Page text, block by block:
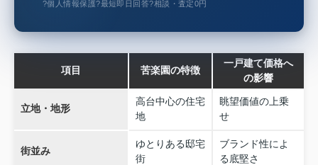
?個人情報保護?最短即日回答?相談・査定0円
項目 苦楽園の特徴
一戸建て価格へ
の影響
立地・地形
高台中心の住宅
地
眺望価値の上乗
せ
街並み
ゆとりある邸宅
街
ブランド性によ
る底堅さ